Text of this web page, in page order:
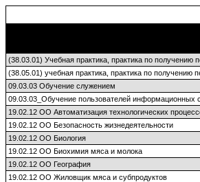
(38.03.01) Учебная практика, практика по
(38.05.01) учебная практика, практика по
09.03.03 Обучение служением
09.03.03_Обучение пользователей информационных
19.02.12 ОО Автоматизация технологических
19.02.12 ОО Безопасность жизнедеятельности
19.02.12 ОО Биология
19.02.12 ОО Биохимия мяса и молока
19.02.12 ОО География
19.02.12 ОО Жиловщик мяса и субпродуктов